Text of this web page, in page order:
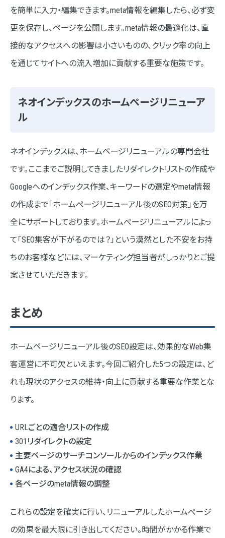
を簡単に入力・編集できます。meta情報を編集したら、必ず変
更を保存し、ページを公開します。meta情報の最適化は、直
接的なアクセスへの影響は小さいものの、クリック率の向上
を通じてサイトへの流入増加に貢献する重要な施策です。
ネオインデックスのホームぺージリニューア
ル
ネオインデックスは、ホームページリニューアルの専門会社
です。ここまでご説明してきましたリダイレクトリストの作成や
Googleへのインデックス作業、キーワードの選定やmeta情報
の作成まで「ホームぺージリニューアル後のSEO対策」を万
全にサポートしております。ホームぺージリニューアルによっ
て「SEO集客が下がるのでは？」という漠然とした不安をお持
ちのお客様などには、マーケティング担当者がしっかりとご提
案させていただきます。
まとめ
ホームページリニューアル後のSEO設定は、効果的なWeb集
客運営に不可欠といえます。今回ご紹介した5つの設定は、ど
れも現状のアクセスの維持・向上に貢献する重要な作業とな
ります。
URLごとの適合リストの作成
301リダイレクトの設定
主要ページのサーチコンソールからのインデックス作業
GA4による、アクセス状況の確認
各ページのmeta情報の調整
これらの設定を確実に行い、リニューアルしたホームぺージ
の効果を最大限に引き出してください。時間がかかる作業で